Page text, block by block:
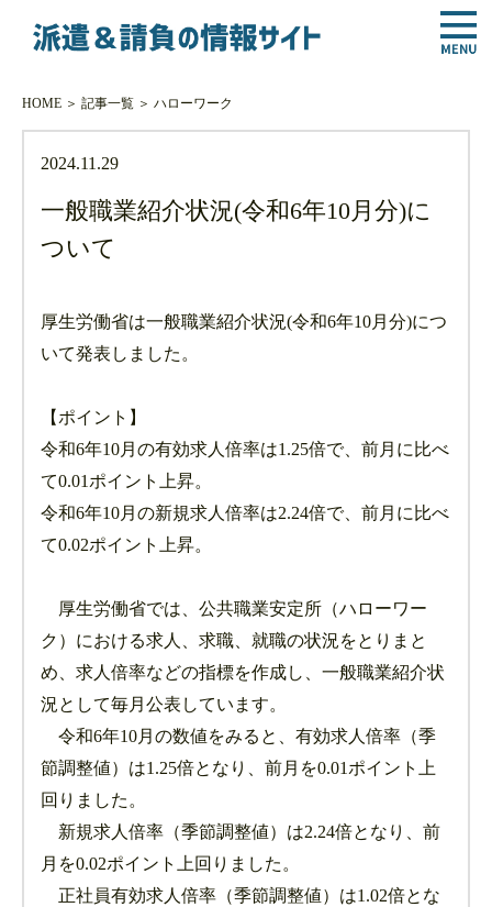
HOME＞ 記事一覧＞ ハローワーク
2024.11.29
一般職業紹介状況(令和6年10月分)に
ついて
厚生労働省は一般職業紹介状況(令和6年10月分)につ
いて発表しました。
【ポイント】
令和6年10月の有効求人倍率は1.25倍で、前月に比べ
て0.01ポイント上昇。
令和6年10月の新規求人倍率は2.24倍で、前月に比べ
て0.02ポイント上昇。
厚生労働省では、公共職業安定所（ハローワー
ク）における求人、求職、就職の状況をとりまと
め、求人倍率などの指標を作成し、一般職業紹介状
況として毎月公表しています。
令和6年10月の数値をみると、有効求人倍率（季
節調整値）は1.25倍となり、前月を0.01ポイント上
回りました。
新規求人倍率（季節調整値）は2.24倍となり、前
月を0.02ポイント上回りました。
正社員有効求人倍率（季節調整値）は1.02倍とな